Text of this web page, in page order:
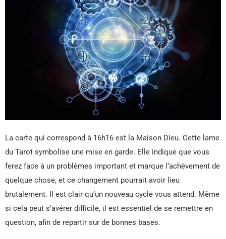
La carte qui correspond à 16h16 est la Maison Dieu. Cette lame
du Tarot symbolise une mise en garde. Elle indique que vous
ferez face à un problèmes important et marque l’achèvement de
quelque chose, et ce changement pourrait avoir lieu
brutalement. Il est clair qu’un nouveau cycle vous attend. Même
si cela peut s’avérer difficile, il est essentiel de se remettre en
question, afin de repartir sur de bonnes bases.